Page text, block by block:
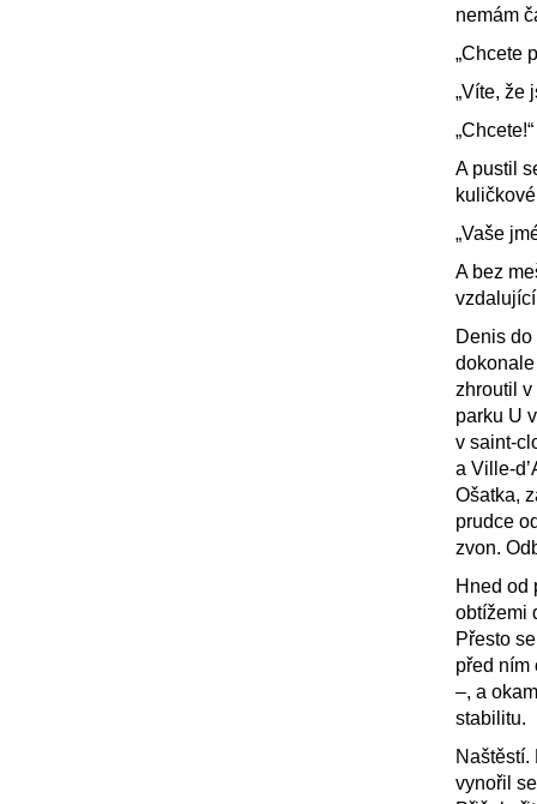
nemám
„Chcete
„Víte, že
A pustil
„Vaše
A bez
Denis
zhroutil v
parku U
v saint-
a Ville-
Ošatka,
prudce
zvon.
Hned od
obtížemi
Přesto
před ním
–, a
stabilitu.
Naštěstí.
vynořil